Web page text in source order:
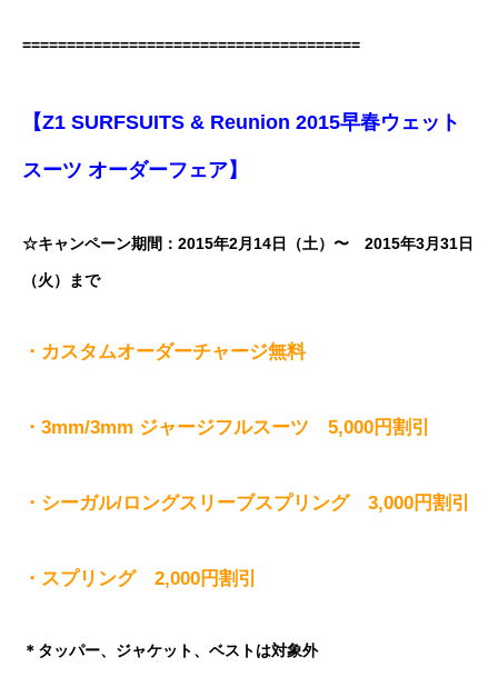
======================================
【Z1 SURFSUITS & Reunion 2015早春ウェット
スーツ オーダーフェア】
☆キャンペーン期間： 2015年2月14日（土）〜 2015年3月31日
（火）まで
・カスタムオーダーチャージ無料
・3mm/3mm ジャージフルスーツ 5,000円割引
・シーガル/ロングスリーブスプリング 3,000円割引
・スプリング 2,000円割引
＊タッパー、ジャケット、ベストは対象外